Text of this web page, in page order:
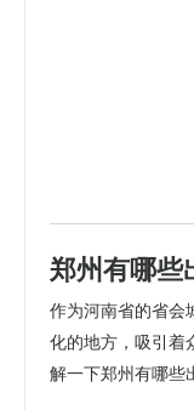
郑州有哪些
作为河南省的省会
化的地方，吸引着
解一下郑州有哪些